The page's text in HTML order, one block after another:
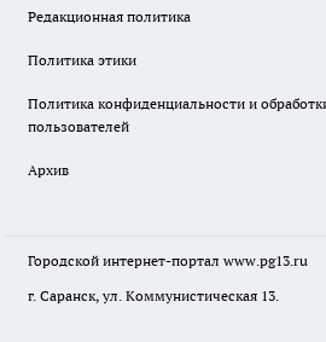
Редакционная политика
Политика этики
Политика конфиденциальности и
пользователей
Архив
Городской интернет-портал www.pg13.ru
г. Саранск, ул. Коммунистическая 13.